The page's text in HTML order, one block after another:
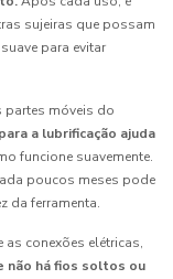
sujeiras que possam
para evitar
partes móveis do
a lubrificação ajuda
funcione suavemente.
poucos meses pode
da ferramenta.
conexões elétricas,
não há fios soltos ou